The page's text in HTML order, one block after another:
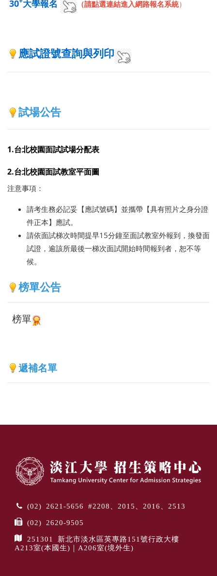
30 大學報名 （請點選連結進入網路報名系統）
應試證號查詢與列印
試場公告
1.台北校園面試試場分配表
2.台北校園面試教室平面圖
注意事項：
請考生務必記妥【應試號碼】並攜帶【具有照片之身分證
件正本】應試。
請依面試梯次時間提早15分鐘至面試教室外報到，換發面
試證，逾該所最後一梯次面試開始時間報到者，恕不等
候。
榜單公告
榜單
遞補名單
(02) 2621-5656 #2208、2015、2016、2513
(02) 2620-9505
251301 新北市淡水區英專路151號行政大樓
A213室(本國生)｜A206室(境外生)